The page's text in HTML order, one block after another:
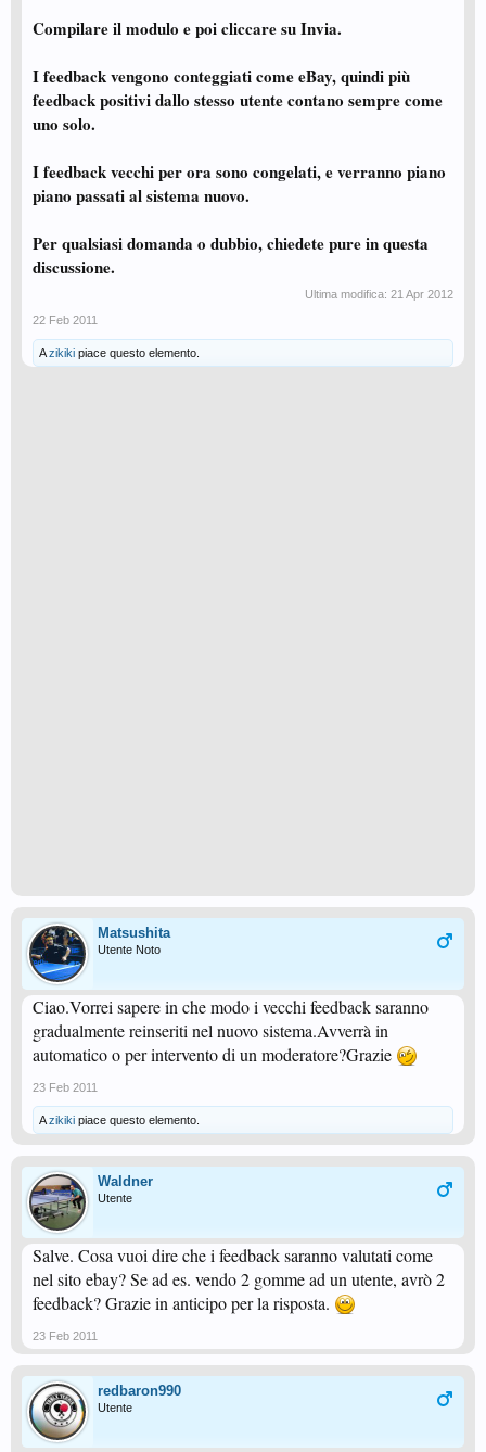
Compilare il modulo e poi cliccare su Invia.
I feedback vengono conteggiati come eBay, quindi più
feedback positivi dallo stesso utente contano sempre come
uno solo.
I feedback vecchi per ora sono congelati, e verranno piano
piano passati al sistema nuovo.
Per qualsiasi domanda o dubbio, chiedete pure in questa
discussione.
Ultima modifica: 21 Apr 2012
22 Feb 2011
Azikiki piace questo elemento.
Matsushita
Utente Noto
Ciao.Vorrei sapere in che modo i vecchi feedback saranno
gradualmente reinseriti nel nuovo sistema.Avverrà in
automatico o per intervento di un moderatore?Grazie
23 Feb 2011
Azikiki piace questo elemento.
Waldner
Utente
Salve. Cosa vuoi dire che i feedback saranno valutati come
nel sito ebay? Se ad es. vendo 2 gomme ad un utente, avrò 2
feedback? Grazie in anticipo per la risposta.
23 Feb 2011
redbaron990
Utente